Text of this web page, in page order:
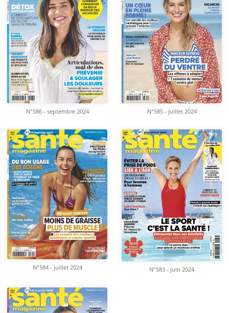
N°586 - septembre 2024 N°585 - juillet 2024
N°584 - juillet 2024 N°583 - juin 2024